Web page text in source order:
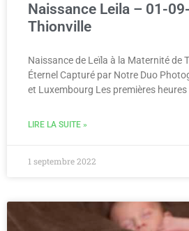
Naissance Leila – 01-
Thionville
Naissance de Leïla à la Maternité de
Éternel Capturé par Notre Duo
et Luxembourg Les premières heures
LIRE LA SUITE »
1 septembre 2022